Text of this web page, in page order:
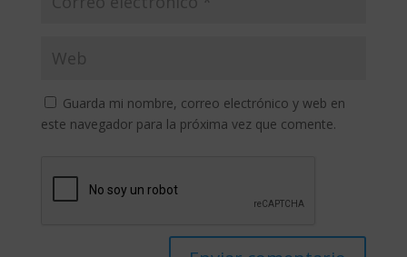
Guarda mi nombre, correo electrónico y web en
este navegador para la próxima vez que comente.